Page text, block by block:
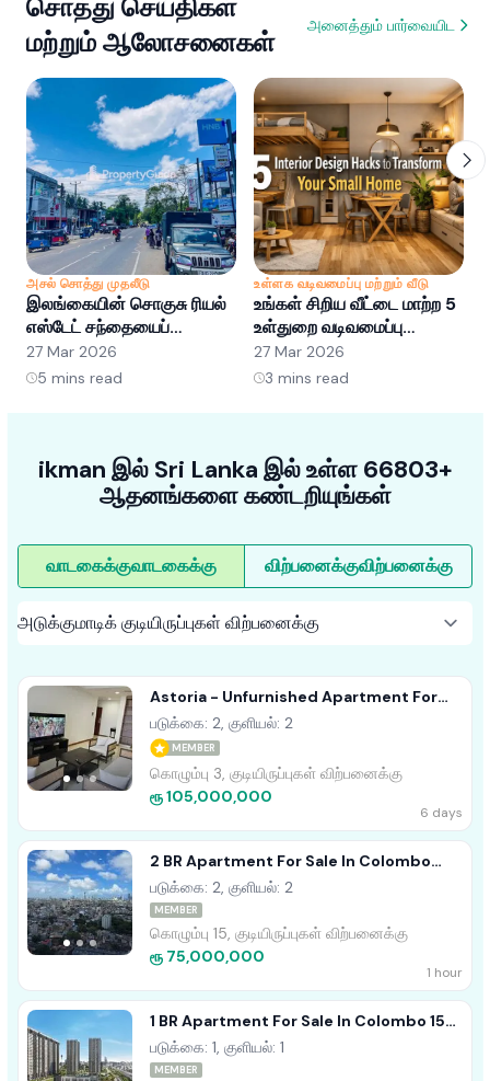
சொத்து செய்திகள்
மற்றும் ஆலோசனைகள்
அனைத்தும் பார்வையிட
அசல் சொத்து முதலீடு
இலங்கையின் சொகுசு ரியல்
எஸ்டேட் சந்தையைப்
புரிந்துகொள்வது: வாய்ப்புகள்
மற்றும் போக்குகள்
27 Mar 2026
5 mins read
உள்ளக வடிவமைப்பு மற்றும் வீடு
உங்கள் சிறிய வீட்டை மாற்ற 5
உள்துறை வடிவமைப்பு
ஹேக்குகள்
27 Mar 2026
3 mins read
ikman இல் Sri Lanka இல் உள்ள 66803+
ஆதனங்களை கண்டறியுங்கள்
வாடகைக்குவாடகைக்கு விற்பனைக்குவிற்பனைக்கு
Astoria - Unfurnished Apartment For
Sale A38301
படுக்கை: 2, குளியல்: 2
MEMBER
கொழும்பு 3, குடியிருப்புகள் விற்பனைக்கு
ரூ 105,000,000
6 days
2 BR Apartment For Sale In Colombo
Marina (square)
படுக்கை: 2, குளியல்: 2
MEMBER
கொழும்பு 15, குடியிருப்புகள் விற்பனைக்கு
ரூ 75,000,000
1 hour
1 BR Apartment For Sale In Colombo 15
(Marina Square)
படுக்கை: 1, குளியல்: 1
MEMBER